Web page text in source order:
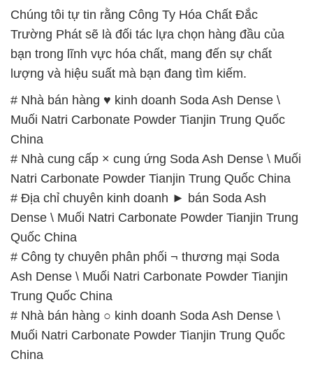
Chúng tôi tự tin rằng Công Ty Hóa Chất Đắc
Trường Phát sẽ là đối tác lựa chọn hàng đầu của
bạn trong lĩnh vực hóa chất, mang đến sự chất
lượng và hiệu suất mà bạn đang tìm kiếm.
# Nhà bán hàng ♥ kinh doanh Soda Ash Dense \
Muối Natri Carbonate Powder Tianjin Trung Quốc
China
# Nhà cung cấp × cung ứng Soda Ash Dense \ Muối
Natri Carbonate Powder Tianjin Trung Quốc China
# Địa chỉ chuyên kinh doanh ► bán Soda Ash
Dense \ Muối Natri Carbonate Powder Tianjin Trung
Quốc China
# Công ty chuyên phân phối ¬ thương mại Soda
Ash Dense \ Muối Natri Carbonate Powder Tianjin
Trung Quốc China
# Nhà bán hàng ○ kinh doanh Soda Ash Dense \
Muối Natri Carbonate Powder Tianjin Trung Quốc
China